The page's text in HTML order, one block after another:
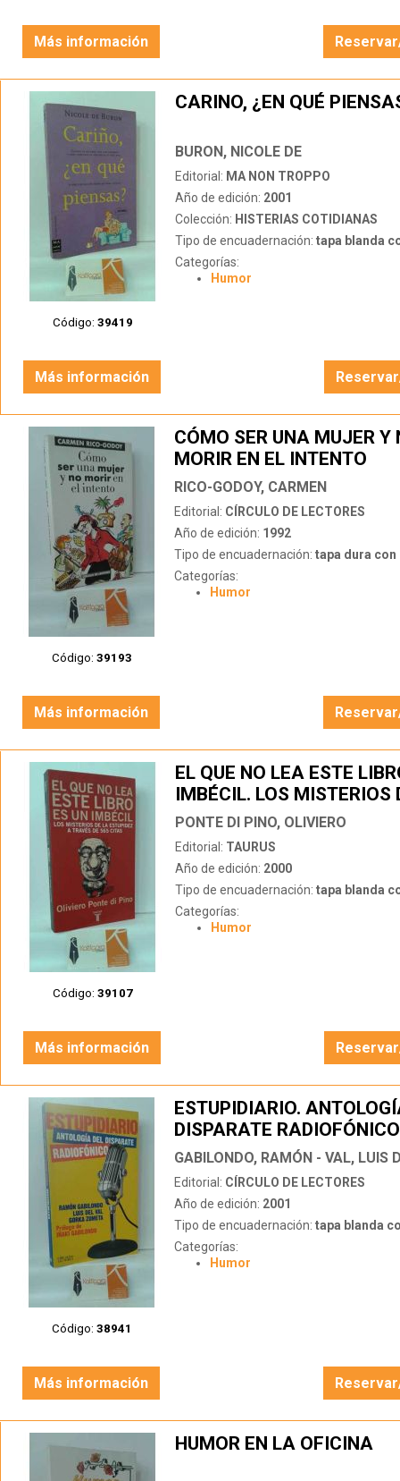
Más información
Código: 39419
CARINO, ¿EN QUÉ
BURON, NICOLE DE
Editorial: MA NON TROPPO
Año de edición: 2001
Colección: HISTERIAS COTIDIANAS
Tipo de encuadernación: tapa blanda
Categorías:
Humor
Más información
Código: 39193
CÓMO SER UNA MUJER Y
MORIR EN EL INTENTO
RICO-GODOY, CARMEN
Editorial: CÍRCULO DE LECTORES
Año de edición: 1992
Tipo de encuadernación: tapa dura con
Categorías:
Humor
Más información
Código: 39107
EL QUE NO LEA ESTE
IMBÉCIL. LOS MISTERIOS
ESTUPIDEZ A TRAVÉS DE
CITAS
PONTE DI PINO, OLIVIERO
Editorial: TAURUS
Año de edición: 2000
Tipo de encuadernación: tapa blanda
Categorías:
Humor
Más información
Código: 38941
ESTUPIDIARIO.
DISPARATE RADIOFÓNICO
Editorial: CÍRCULO DE LECTORES
Año de edición: 2001
Tipo de encuadernación: tapa blanda
Categorías:
Humor
Más información
HUMOR EN LA OFICINA